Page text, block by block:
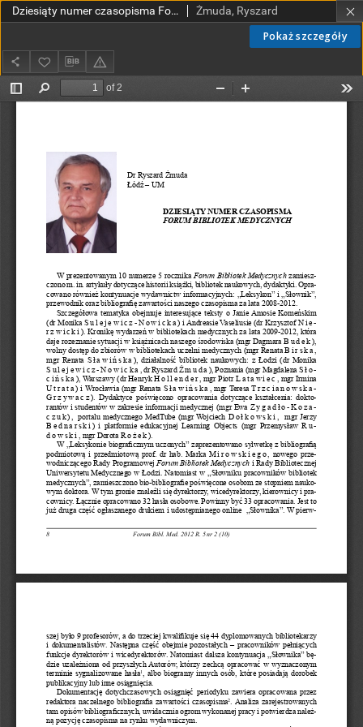
Pokaż szczegóły
Dziesiąty numer czasopisma Forum Bibliotek Medycznych Żmuda, Ryszard